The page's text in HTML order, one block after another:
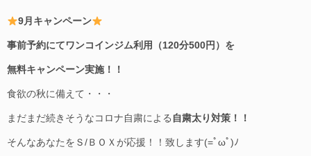
9月キャンペーン
事前予約にてワンコインジム利用（120分500円）を
無料キャンペーン実施！！
食欲の秋に備えて・・・
まだまだ続きそうなコロナ自粛による 自粛太り対策！！
そんなあなたをＳ/ＢＯＸが応援！！致します(=ﾟωﾟ)ﾉ